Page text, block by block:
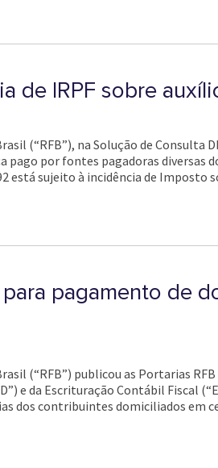
de IRPF sobre
(“RFB”), na Solução de Consulta
por fontes pagadoras diversas
está sujeito à incidência de Imposto
pagamento de
(“RFB”) publicou as Portarias
e da Escrituração Contábil Fiscal
dos contribuintes domiciliados em